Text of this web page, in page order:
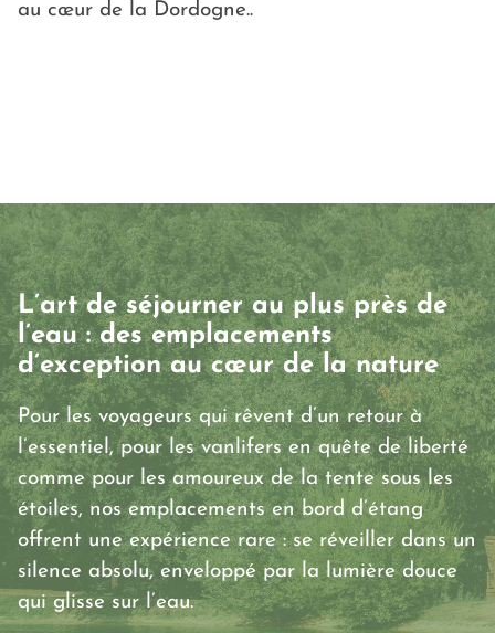
une ambiance encore plus raffinée.
confort pensé pour vous : découvrez une autre
façon de séjourner en Dordogne, entre élégance
et nature.
au cœur de la Dordogne..
L’art de séjourner au plus près de
l’eau : des emplacements
d’exception au cœur de la nature
Pour les voyageurs qui rêvent d’un retour à
l’essentiel, pour les vanlifers en quête de liberté
comme pour les amoureux de la tente sous les
étoiles, nos emplacements en bord d’étang
offrent une expérience rare : se réveiller dans un
silence absolu, enveloppé par la lumière douce
qui glisse sur l’eau.